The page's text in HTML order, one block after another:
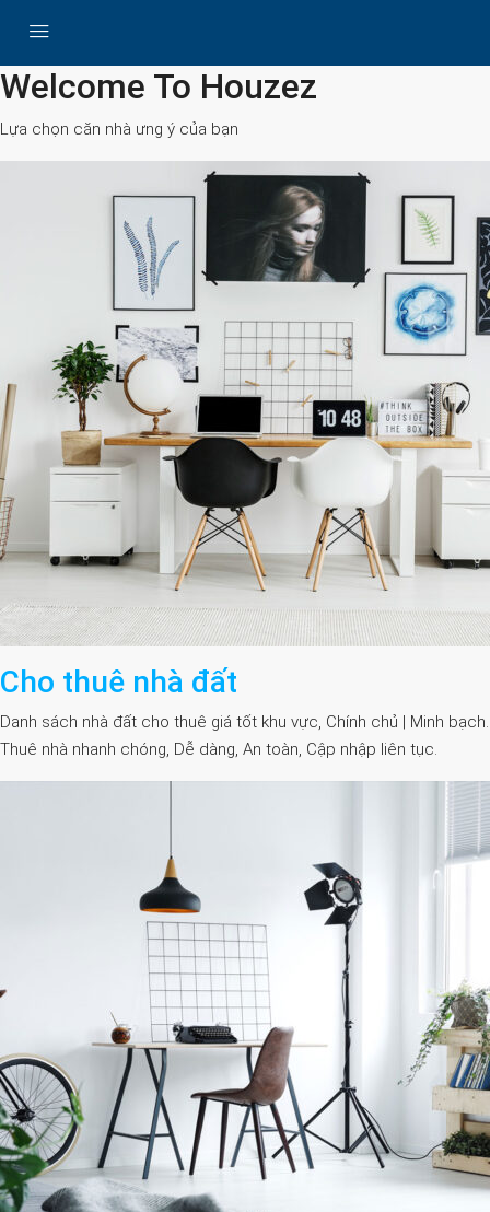
Search
Welcome To Houzez
Lựa chọn căn nhà ưng ý của bạn
Cho thuê nhà đất
Danh sách nhà đất cho thuê giá tốt khu vực, Chính chủ | Minh bạch.
Thuê nhà nhanh chóng, Dễ dàng, An toàn, Cập nhập liên tục.